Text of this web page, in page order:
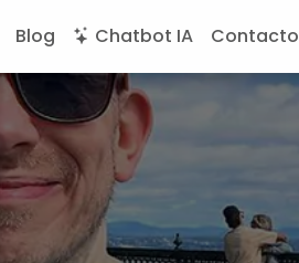
Blog Chatbot IA Contacto